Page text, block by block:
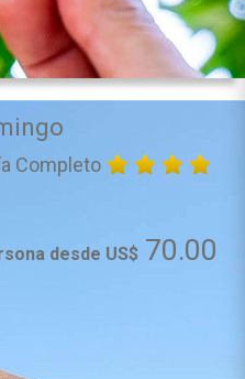
Completo
desde US$ 70.00